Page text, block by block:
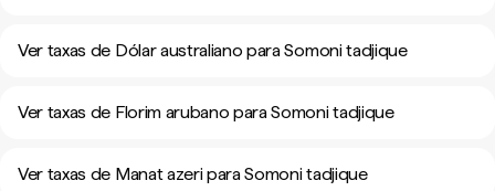
Ver taxas de Dólar australiano para Somoni tadjique
Ver taxas de Florim arubano para Somoni tadjique
Ver taxas de Manat azeri para Somoni tadjique